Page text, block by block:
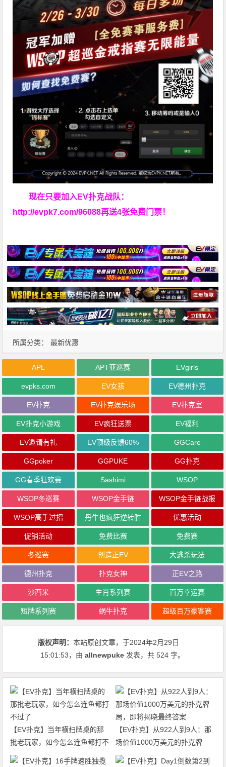
现在只要加入EV扑克战队：
http://evpk7.com/96088再送4张免费门票！
所属分类： 最新优惠
APL APT亚巡赛 EVgirls
evpks.com EV女孩 EV德州扑克
EV扑克 EV扑克娱乐场 EV扑克室
EV扑克小游戏 EV疯狂送票 EV福利
EV邀请有礼 EV顶级反馈60% GGCare
GGpoker GGPUKE GG扑克
GG春季狂欢赛 Sashimi WSOP
WSOP冬巡赛 WSOP金手链 WSOP金手链战报
WSOP高手过招 丹牛也疯狂逆转胜 优惠活动
促销活动 免费比赛 免费赛
冬巡赛 创造正EV 大逃杀玩法
德州扑克 扑克女神 正EV之路
沙西米 生肖系列赛 百万幸运赛
短牌系列赛 蜗牛扑克 超级百万豪客赛
版权声明：本站原创文章，于2024年2月29日
15:01:53，由allnewpuke 发表，共 524 字。
【EV扑克】当年横扫牌桌的那
批老玩家，如今怎么连鱼都打不
过了
【EV扑克】从922人到9人：那
场价值1000万美元的扑克牌
局，即将揭晓最终答案